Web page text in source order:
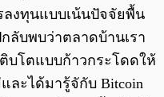
งทุนแบบเน้นปัจจัยพื้น
ลับพบว่าตลาดบ้านเรา
บโตแบบก้าวกระโดดให้
ละได้มารู้จักับ Bitcoin